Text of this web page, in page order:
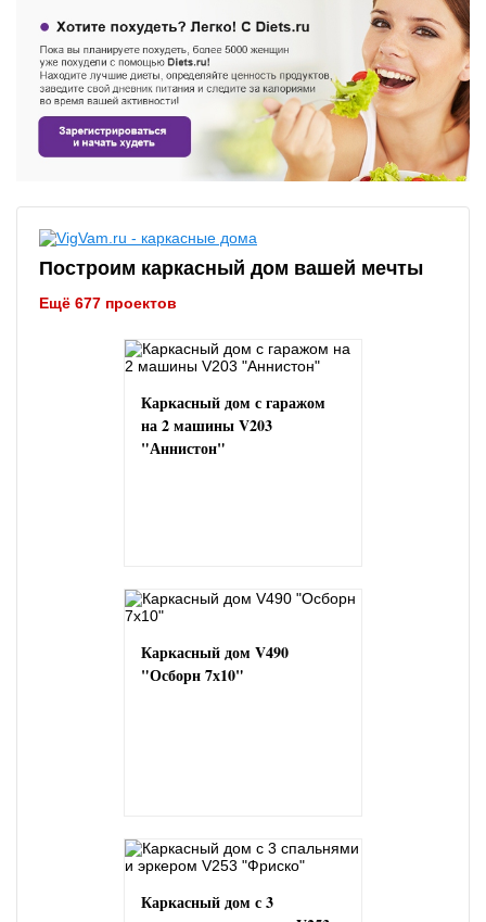
Построим каркасный дом вашей мечты
Ещё 677 проектов
Каркасный дом с гаражом
на 2 машины V203
"Аннистон"
Каркасный дом V490
"Осборн 7х10"
Каркасный дом с 3